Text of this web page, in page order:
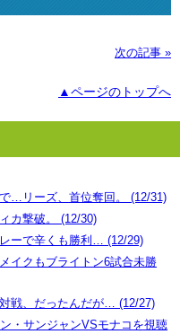
次の記事 »
▲ページのトップへ
…リーズ、首位奪回。 (12/31)
カ撃破。 (12/30)
ーで辛くも勝利… (12/29)
イクもブライトン6試合未勝
戦、だったんだが… (12/27)
・サンジャンVSモナコを視聴